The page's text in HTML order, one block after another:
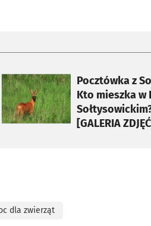
Pocztówka z
Kto mieszka w
[GALERIA
otworzy się w nowej karcie
dla zwierząt